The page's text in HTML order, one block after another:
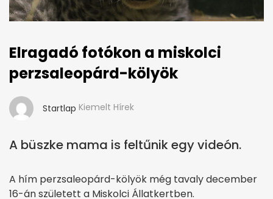
Elragadó fotókon a miskolci
perzsaleopárd-kölyök
Startlap Kiemelt Hírek
A büszke mama is feltűnik egy videón.
A hím perzsaleopárd-kölyök még tavaly december
16-án született a Miskolci Állatkertben.